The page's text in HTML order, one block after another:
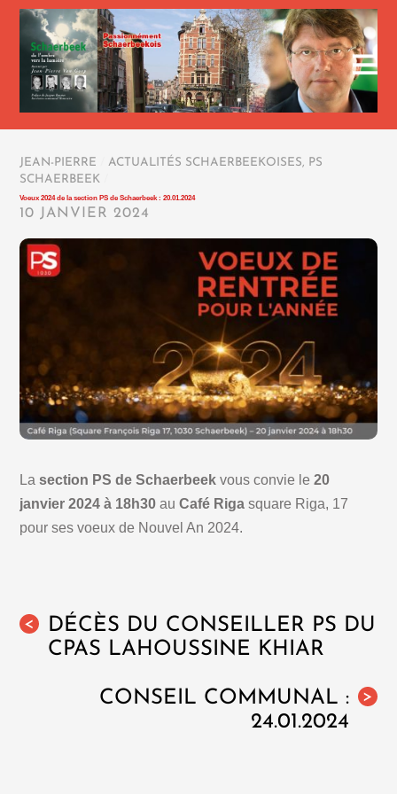
JEAN-PIERRE ACTUALITÉS SCHAERBEEKOISES,
PS
SCHAERBEEK
Voeux 2024 de la section PS de Schaerbeek : 20.01.2024
10 JANVIER 2024
Lasection PS de Schaerbeek vous convie le 20
janvier 2024 à 18h30 auCafé Riga square Riga, 17
pour ses voeux de Nouvel An 2024.
<
DÉCÈS DU CONSEILLER PS DU
CPAS LAHOUSSINE KHIAR
>
CONSEIL COMMUNAL :
24.01.2024